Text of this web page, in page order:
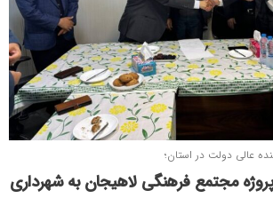
عالی دولت در استان؛
مجتمع فرهنگی لاهیجان به شهرداری